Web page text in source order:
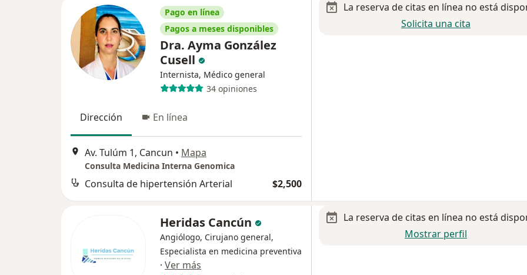
Pago en línea
Pagos a meses disponibles
Dra. Ayma González
Cusell
Internista, Médico general
34 opiniones
Dirección En línea
Av. Tulúm 1, Cancun • Mapa
Consulta Medicina Interna Genomica
Consulta de hipertensión Arterial $2,500
La reserva de citas en línea no está
Solicita una cita
Heridas Cancún
Angiólogo, Cirujano general,
Especialista en medicina preventiva
· Ver más
La reserva de citas en línea no está
Mostrar perfil